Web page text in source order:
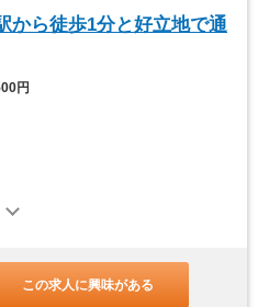
から徒歩1分と好立地で通
円
この求人に興味がある